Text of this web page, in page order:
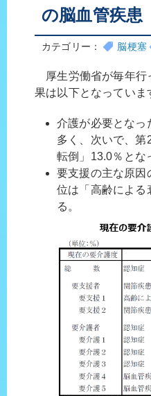
の脳血管疾患
カテゴリー： 脳梗塞
厚生労働省が毎年行
果は以下となっていま
介護が必要となっ
多く、次いで、
転倒」13.0％とな
要支援の主な原因
位は「高齢による
る。